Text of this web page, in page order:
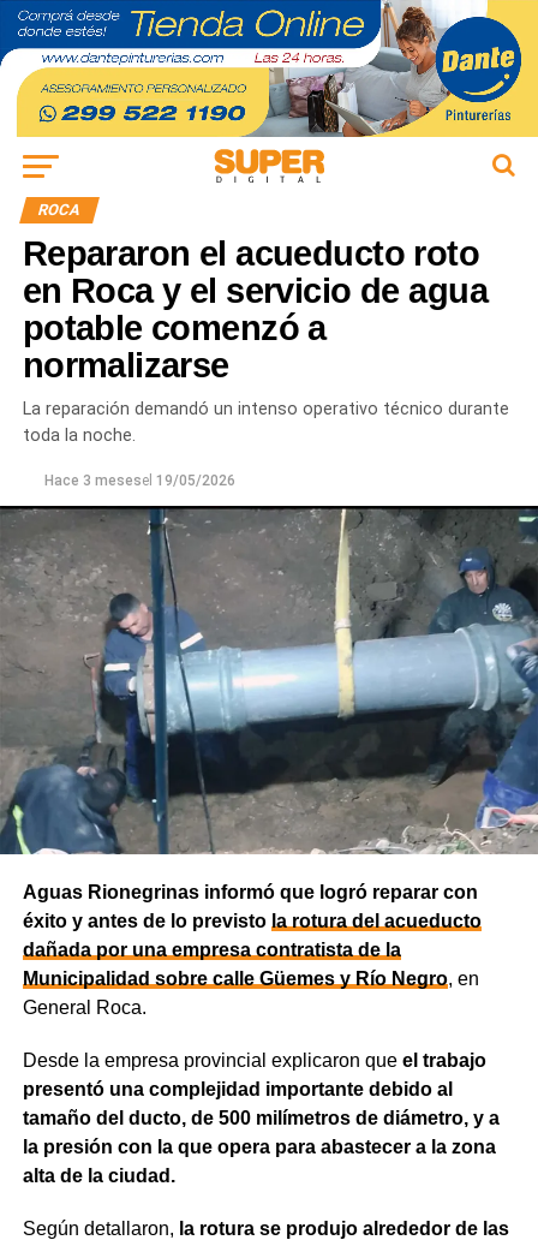
ROCA
Repararon el acueducto roto
en Roca y el servicio de agua
potable comenzó a
normalizarse
La reparación demandó un intenso operativo técnico durante
toda la noche.
Hace 3 mesesel 19/05/2026
Aguas Rionegrinas informó que logró reparar con
éxito y antes de lo previsto la rotura del acueducto
dañada por una empresa contratista de la
Municipalidad sobre calle Güemes y Río Negro, en
General Roca.
Desde la empresa provincial explicaron que el trabajo
presentó una complejidad importante debido al
tamaño del ducto, de 500 milímetros de diámetro, y a
la presión con la que opera para abastecer a la zona
alta de la ciudad.
Según detallaron, la rotura se produjo alrededor de las